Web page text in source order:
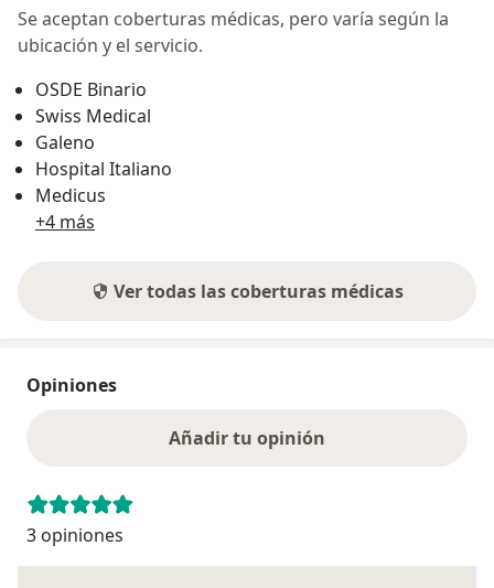
Se aceptan coberturas médicas, pero varía según la
ubicación y el servicio.
OSDE Binario
Swiss Medical
Galeno
Hospital Italiano
Medicus
+4 más
Ver todas las coberturas médicas
Opiniones
Añadir tu opinión
3 opiniones